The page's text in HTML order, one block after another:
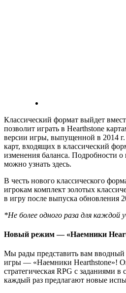
Классический формат выйдет
позволит играть в Hearthstone
версии игры, выпущенной в 2014
карт, входящих в классический
изменения баланса. Подробности о
можно узнать здесь.
В честь нового классического
игрокам комплект золотых
в игру после выпуска обновления
*Не более одного раза для каждой
Новый режим — «Наемники
Мы рады представить вам вводный
игры — «Наемники Hearthstone»!
стратегическая RPG с заданиями в
каждый раз предлагают новые